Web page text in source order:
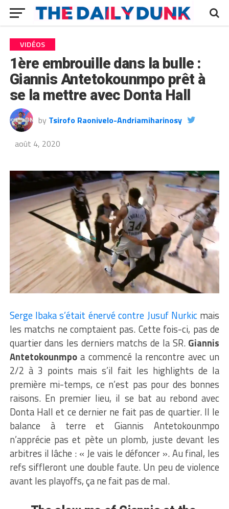
VIDÉOS
1ère embrouille dans la bulle :
Giannis Antetokounmpo prêt à
se la mettre avec Donta Hall
by Tsirofo Raonivelo-Andriamiharinosy
août 4, 2020
Serge Ibaka s’était énervé contre Jusuf Nurkicmais
les matchs ne comptaient pas. Cette fois-ci, pas de
quartier dans les derniers matchs de la SR. Giannis
Antetokounmpoa commencé la rencontre avec un
2/2 à 3 points mais s’il fait les highlights de la
première mi-temps, ce n’est pas pour des bonnes
raisons. En premier lieu, il se bat au rebond avec
Donta Hall et ce dernier ne fait pas de quartier. Il le
balance à terre et Giannis Antetokounmpo
n’apprécie pas et pète un plomb, juste devant les
arbitres il lâche : « Je vais le défoncer ». Au final, les
refs siffleront une double faute. Un peu de violence
avant les playoffs, ça ne fait pas de mal.